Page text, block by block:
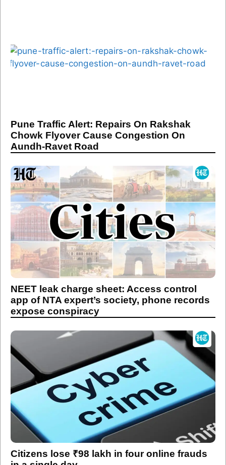
Pune Traffic Alert: Repairs On Rakshak
Chowk Flyover Cause Congestion On
Aundh-Ravet Road
NEET leak charge sheet: Access control
app of NTA expert’s society, phone records
expose conspiracy
Citizens lose ₹98 lakh in four online frauds